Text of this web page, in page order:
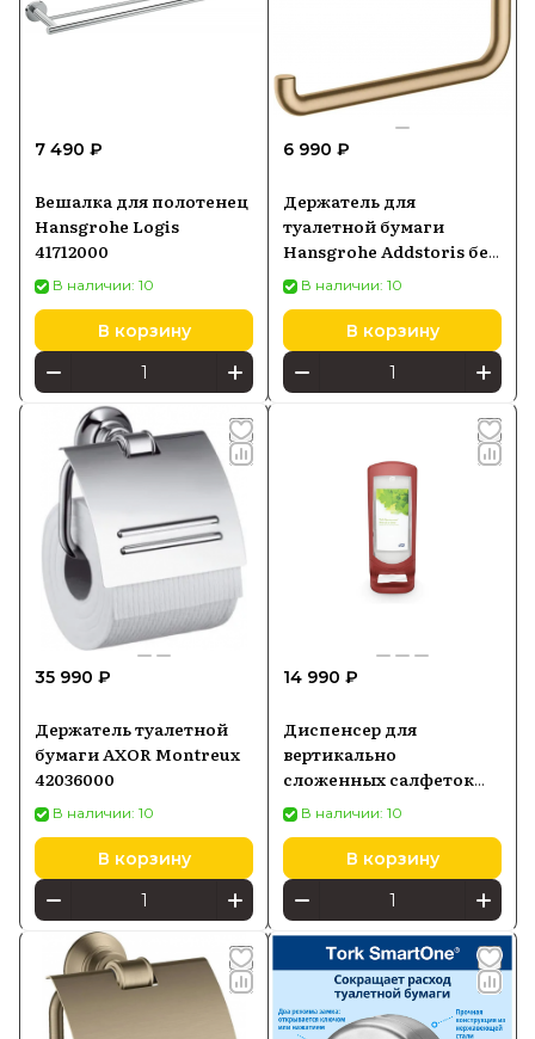
7 490 ₽
Вешалка для полотенец
Hansgrohe Logis
41712000
В наличии: 10
В корзину
6 990 ₽
Держатель для
туалетной бумаги
Hansgrohe Addstoris без
крышки, бронза 41771140
В наличии: 10
В корзину
35 990 ₽
Держатель туалетной
бумаги AXOR Montreux
42036000
В наличии: 10
В корзину
14 990 ₽
Диспенсер для
вертикально
сложенных салфеток
Tork Xpressnap 272212
В наличии: 10
В корзину